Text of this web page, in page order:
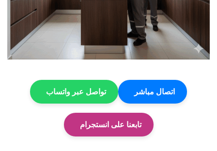
اتصال مباشر تواصل عبر واتساب
تابعنا على انستجرام